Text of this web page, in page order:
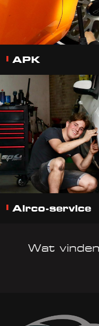
APK
Airco-service
Wat